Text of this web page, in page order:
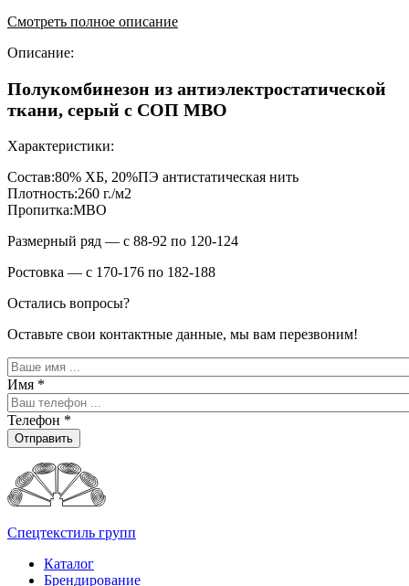
Смотреть полное описание
Описание:
Полукомбинезон из антиэлектростатической
ткани, серый с СОП МВО
Характеристики:
Состав:80% ХБ, 20%ПЭ антистатическая нить
Плотность:260 г./м2
Пропитка:МВО
Размерный ряд — с 88-92 по 120-124
Ростовка — с 170-176 по 182-188
Остались вопросы?
Оставьте свои контактные данные, мы вам перезвоним!
Имя *
Телефон *
Отправить
Спецтекстиль групп
Каталог
Брендирование